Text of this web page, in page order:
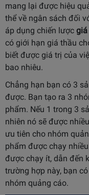
mang lại được hiệu
thể về ngân sách đối
áp dụng chiến lược
có giới hạn giá thầu
biết được giá trị của
bao nhiêu.
Chẳng hạn bạn có 3
được. Bạn tạo ra 3
phẩm. Nếu 1 trong 3
nhiên nó sẽ được
ưu tiên cho nhóm
phẩm được chạy
được chạy ít, dẫn đến
trường hợp này, bạn
nhóm quảng cáo.